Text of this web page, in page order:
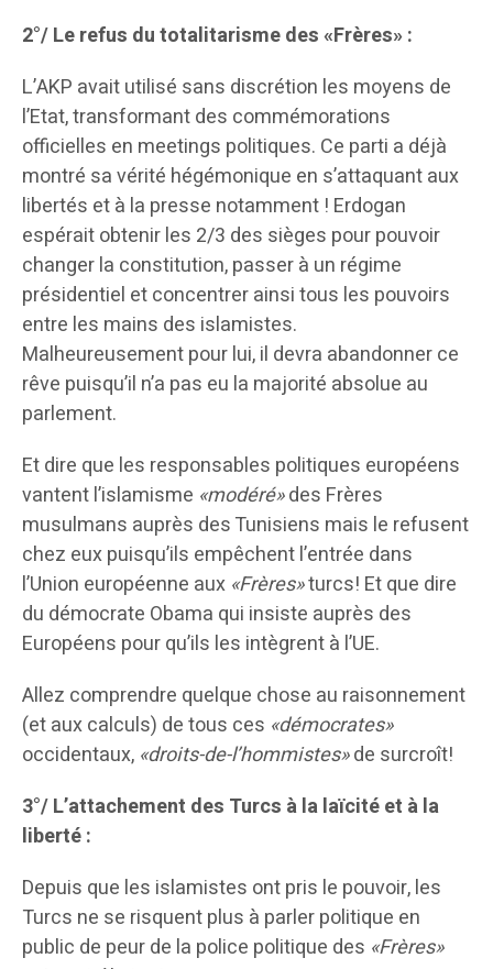
2°/ Le refus du totalitarisme des «Frères» :
L’AKP avait utilisé sans discrétion les moyens de
l’Etat, transformant des commémorations
officielles en meetings politiques. Ce parti a déjà
montré sa vérité hégémonique en s’attaquant aux
libertés et à la presse notamment ! Erdogan
espérait obtenir les 2/3 des sièges pour pouvoir
changer la constitution, passer à un régime
présidentiel et concentrer ainsi tous les pouvoirs
entre les mains des islamistes.
Malheureusement pour lui, il devra abandonner ce
rêve puisqu’il n’a pas eu la majorité absolue au
parlement.
Et dire que les responsables politiques européens
vantent l’islamisme «modéré»des Frères
musulmans auprès des Tunisiens mais le refusent
chez eux puisqu’ils empêchent l’entrée dans
l’Union européenne aux «Frères»turcs! Et que dire
du démocrate Obama qui insiste auprès des
Européens pour qu’ils les intègrent à l’UE.
Allez comprendre quelque chose au raisonnement
(et aux calculs) de tous ces «démocrates»
occidentaux, «droits-de-l’hommistes»de surcroît!
3°/ L’attachement des Turcs à la laïcité et à la
liberté :
Depuis que les islamistes ont pris le pouvoir, les
Turcs ne se risquent plus à parler politique en
public de peur de la police politique des «Frères»